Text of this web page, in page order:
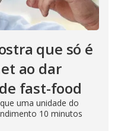
que só é
ao dar
fast-food
uma unidade do
10 minutos